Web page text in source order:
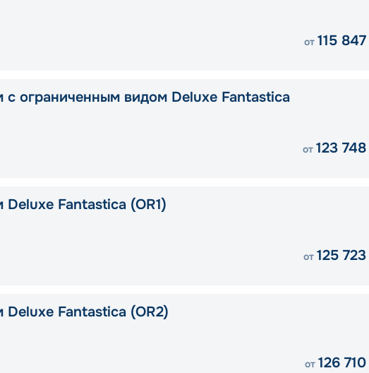
от 115 847
с ограниченным видом Deluxe Fantastica
от 123 748
Fantastica (OR1)
от 125 723
Fantastica (OR2)
от 126 710